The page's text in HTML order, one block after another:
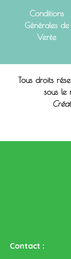
Conditions
Générales de
Vente
Tous droits
sous le
Contact :